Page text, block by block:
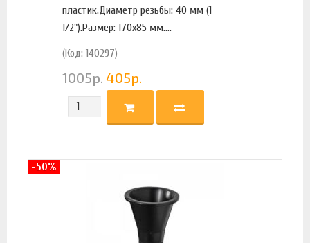
пластик.Диаметр резьбы: 40 мм (1
1/2").Размер: 170х85 мм....
(Код: 140297)
1005р.405р.
-50%